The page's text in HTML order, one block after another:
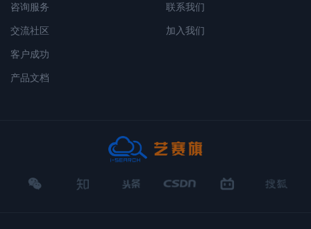
咨询服务
交流社区
客户成功
产品文档
联系我们
加入我们
CSDN